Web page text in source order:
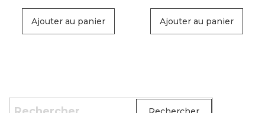
Ajouter au panier Ajouter au panier
Rechercher :